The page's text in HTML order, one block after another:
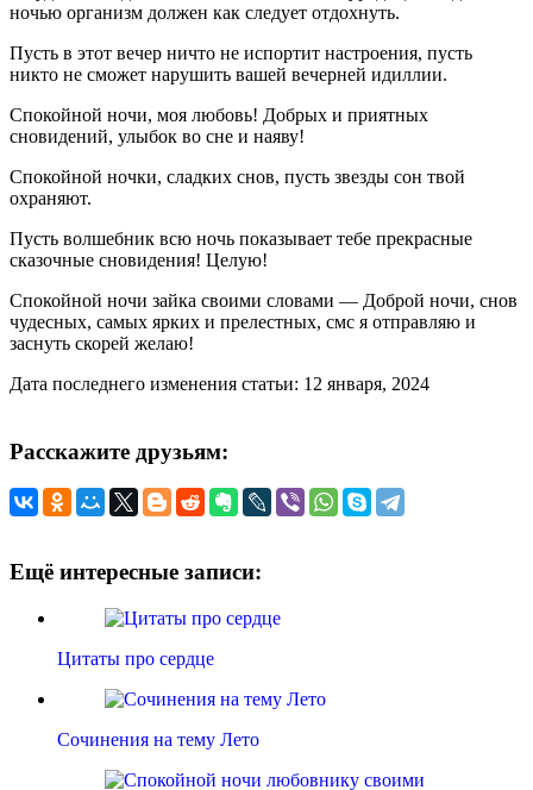
ночью организм должен как следует отдохнуть.
Пусть в этот вечер ничто не испортит настроения, пусть
никто не сможет нарушить вашей вечерней идиллии.
Спокойной ночи, моя любовь! Добрых и приятных
сновидений, улыбок во сне и наяву!
Спокойной ночки, сладких снов, пусть звезды сон твой
охраняют.
Пусть волшебник всю ночь показывает тебе прекрасные
сказочные сновидения! Целую!
Спокойной ночи зайка своими словами — Доброй ночи, снов
чудесных, самых ярких и прелестных, смс я отправляю и
заснуть скорей желаю!
Дата последнего изменения статьи: 12 января, 2024
Расскажите друзьям:
Ещё интересные записи:
Цитаты про сердце
Сочинения на тему Лето